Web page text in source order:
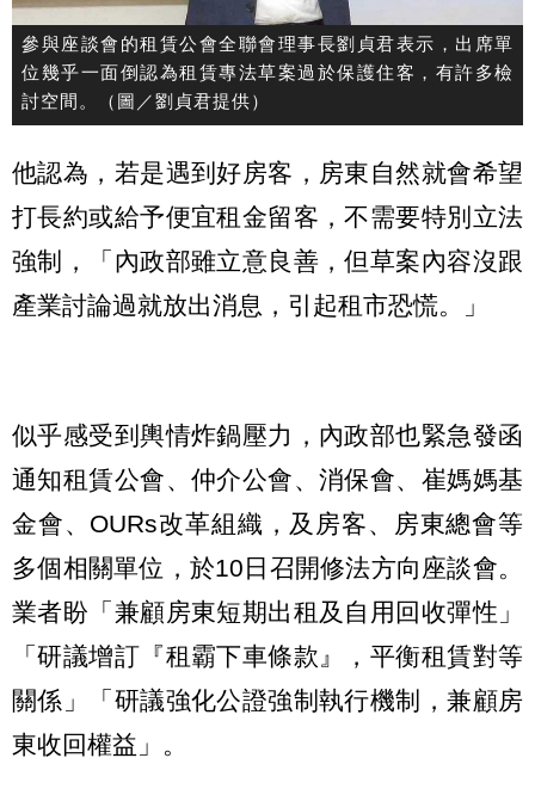
參與座談會的租賃公會全聯會理事長劉貞君表示，出席單
位幾乎一面倒認為租賃專法草案過於保護住客，有許多檢
討空間。（圖／劉貞君提供）
他認為，若是遇到好房客，房東自然就會希望
打長約或給予便宜租金留客，不需要特別立法
強制，「內政部雖立意良善，但草案內容沒跟
產業討論過就放出消息，引起租市恐慌。」
似乎感受到輿情炸鍋壓力，內政部也緊急發函
通知租賃公會、仲介公會、消保會、崔媽媽基
金會、OURs改革組織，及房客、房東總會等
多個相關單位，於10日召開修法方向座談會。
業者盼「兼顧房東短期出租及自用回收彈性」
「研議增訂『租霸下車條款』，平衡租賃對等
關係」「研議強化公證強制執行機制，兼顧房
東收回權益」。